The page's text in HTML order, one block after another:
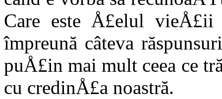
Care este Å£elul vieÅ£ii
împreună câteva
puÅ£in mai mult ceea ce
cu credinÅ£a noastră.